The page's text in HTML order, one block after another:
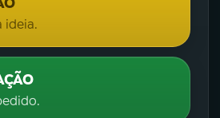
ideia.